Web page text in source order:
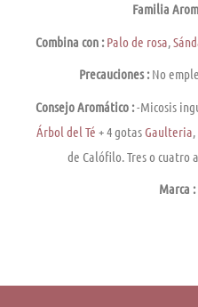
Familia
Combina con : Palo de rosa,
Precauciones :No
Consejo Aromático :-Micosis
Árbol del Té + 4 gotas Gaulteria
de Calófilo. Tres o cuatro
Marca :